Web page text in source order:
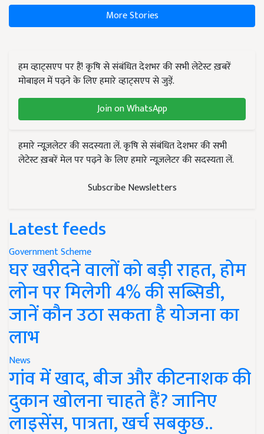
More Stories
हम व्हाट्सएप पर हैं! कृषि से संबंधित देशभर की सभी लेटेस्ट ख़बरें
मोबाइल में पढ़ने के लिए हमारे व्हाट्सएप से जुड़ें.
Join on WhatsApp
हमारे न्यूज़लेटर की सदस्यता लें. कृषि से संबंधित देशभर की सभी
लेटेस्ट ख़बरें मेल पर पढ़ने के लिए हमारे न्यूज़लेटर की सदस्यता लें.
Subscribe Newsletters
Latest feeds
Government Scheme
घर खरीदने वालों को बड़ी राहत, होम
लोन पर मिलेगी 4% की सब्सिडी,
जानें कौन उठा सकता है योजना का
लाभ
News
गांव में खाद, बीज और कीटनाशक की
दुकान खोलना चाहते हैं? जानिए
लाइसेंस, पात्रता, खर्च सबकुछ..